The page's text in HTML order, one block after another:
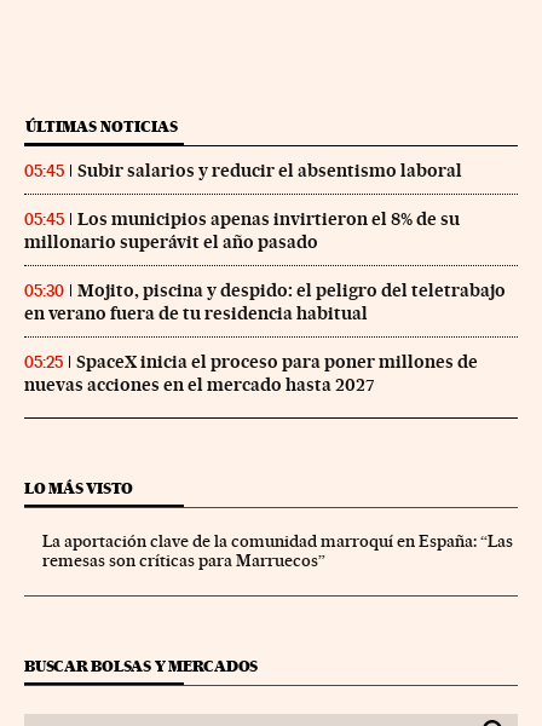
ÚLTIMAS NOTICIAS
05:45 Subir salarios y reducir el absentismo laboral
05:45
Los municipios apenas invirtieron el 8% de su
millonario superávit el año pasado
05:30
Mojito, piscina y despido: el peligro del teletrabajo
en verano fuera de tu residencia habitual
05:25
SpaceX inicia el proceso para poner millones de
nuevas acciones en el mercado hasta 2027
LO MÁS VISTO
La aportación clave de la comunidad marroquí en España: “Las
remesas son críticas para Marruecos”
BUSCAR BOLSAS Y MERCADOS